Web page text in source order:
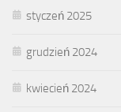
styczeń 2025
grudzień 2024
kwiecień 2024